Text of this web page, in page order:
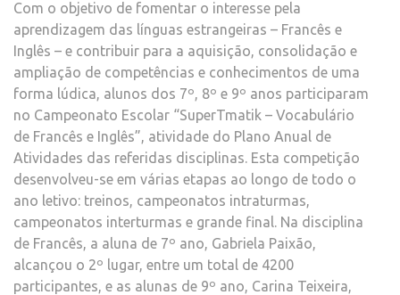
Com o objetivo de fomentar o interesse pela
aprendizagem das línguas estrangeiras – Francês e
Inglês – e contribuir para a aquisição, consolidação e
ampliação de competências e conhecimentos de uma
forma lúdica, alunos dos 7º, 8º e 9º anos participaram
no Campeonato Escolar “SuperTmatik – Vocabulário
de Francês e Inglês”, atividade do Plano Anual de
Atividades das referidas disciplinas. Esta competição
desenvolveu-se em várias etapas ao longo de todo o
ano letivo: treinos, campeonatos intraturmas,
campeonatos interturmas e grande final. Na disciplina
de Francês, a aluna de 7º ano, Gabriela Paixão,
alcançou o 2º lugar, entre um total de 4200
participantes, e as alunas de 9º ano, Carina Teixeira,